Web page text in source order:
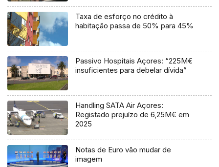
Taxa de esforço no crédito à
habitação passa de 50% para 45%
Passivo Hospitais Açores: “225M€
insuficientes para debelar dívida”
Handling SATA Air Açores:
Registado prejuízo de 6,25M€ em
2025
Notas de Euro vão mudar de
imagem